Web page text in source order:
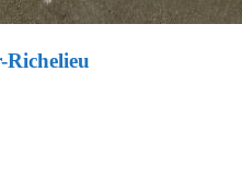
Richelieu